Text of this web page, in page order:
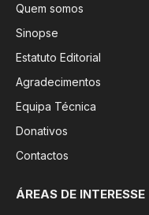
Quem somos
Sinopse
Estatuto Editorial
Agradecimentos
Equipa Técnica
Donativos
Contactos
ÁREAS DE INTERESSE